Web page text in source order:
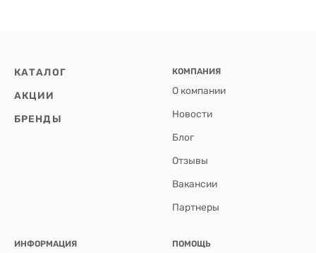
КАТАЛОГ
АКЦИИ
БРЕНДЫ
КОМПАНИЯ
О компании
Новости
Блог
Отзывы
Вакансии
Партнеры
ИНФОРМАЦИЯ ПОМОЩЬ